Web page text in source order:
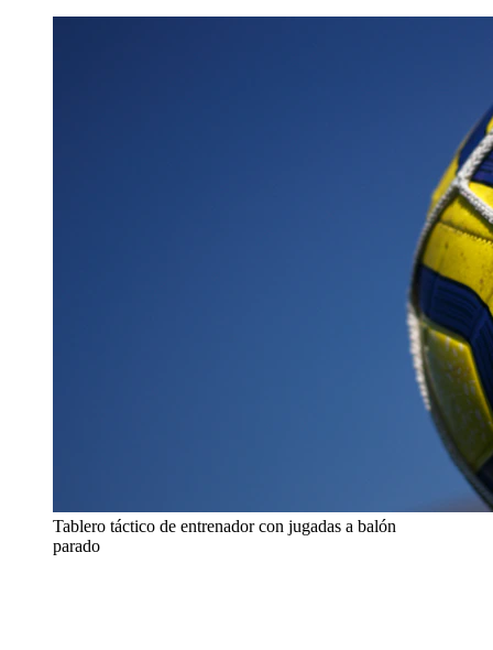
Tablero táctico de entrenador con jugadas a balón
parado